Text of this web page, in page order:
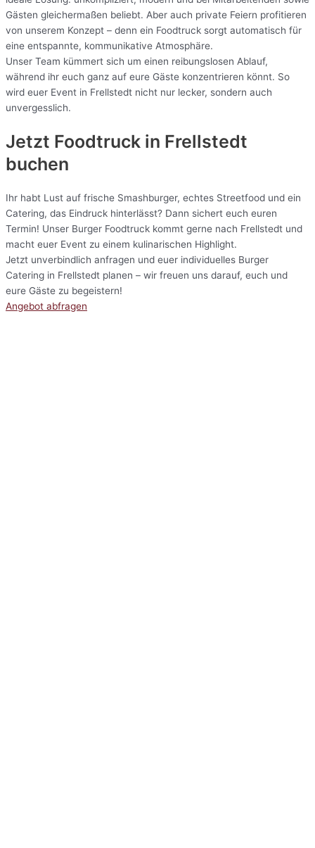
Gästen gleichermaßen beliebt. Aber auch private Feiern profitieren
von unserem Konzept – denn ein Foodtruck sorgt automatisch für
eine entspannte, kommunikative Atmosphäre.
Unser Team kümmert sich um einen reibungslosen Ablauf,
während ihr euch ganz auf eure Gäste konzentrieren könnt. So
wird euer Event in Frellstedt nicht nur lecker, sondern auch
unvergesslich.
Jetzt Foodtruck in Frellstedt
buchen
Ihr habt Lust auf frische Smashburger, echtes Streetfood und ein
Catering, das Eindruck hinterlässt? Dann sichert euch euren
Termin! Unser Burger Foodtruck kommt gerne nach Frellstedt und
macht euer Event zu einem kulinarischen Highlight.
Jetzt unverbindlich anfragen und euer individuelles Burger
Catering in Frellstedt planen – wir freuen uns darauf, euch und
eure Gäste zu begeistern!
Angebot abfragen